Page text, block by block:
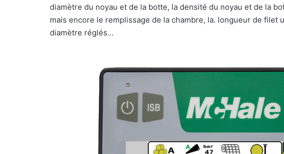
diamètre du noyau et de la botte, la densité du noyau et de la
mais encore le remplissage de la chambre, la. longueur de filet
diamètre réglés…